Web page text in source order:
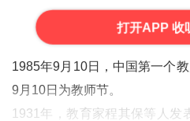
打开APP 收
1985年9月10日，中国第一个
9月10日为教师节。
1931年，教育家程其保等人发